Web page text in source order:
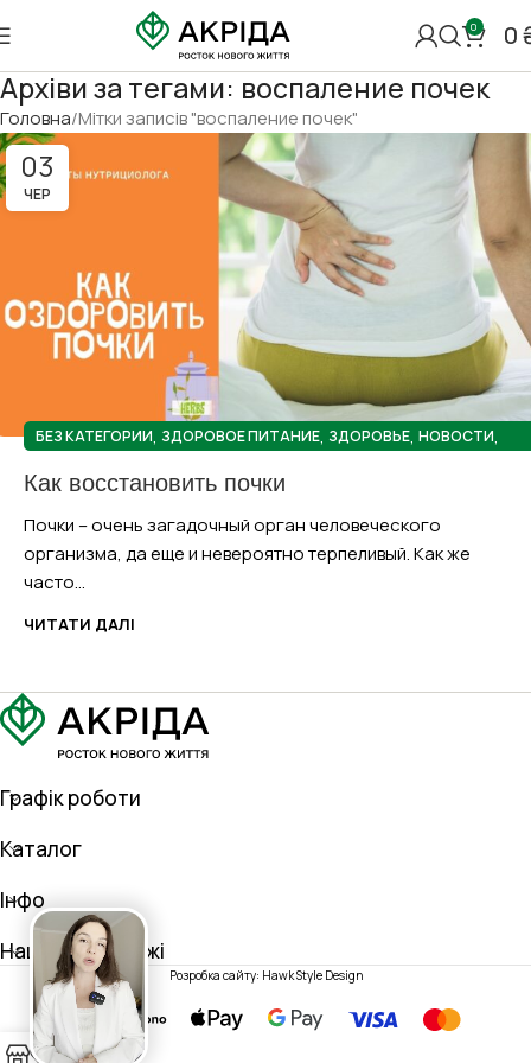
0 0
Архіви за тегами: воспаление почек
Головна Мітки записів "воспаление почек"
03
ЧЕР
БЕЗ КАТЕГОРИИ, ЗДОРОВОЕ ПИТАНИЕ, ЗДОРОВЬЕ, НОВОСТИ,
Как восстановить почки
Почки – очень загадочный орган человеческого
организма, да еще и невероятно терпеливый. Как же
часто...
ЧИТАТИ ДАЛІ
Графік роботи
Каталог
Інфо
Наші соц. мережі
Розробка сайту: Hawk Style Design